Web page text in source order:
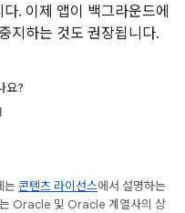
. 이제 앱이 백그라운드에
지하는 것도 권장됩니다.
요?
는 콘텐츠 라이선스에서 설명하는
Oracle 및 Oracle 계열사의 상